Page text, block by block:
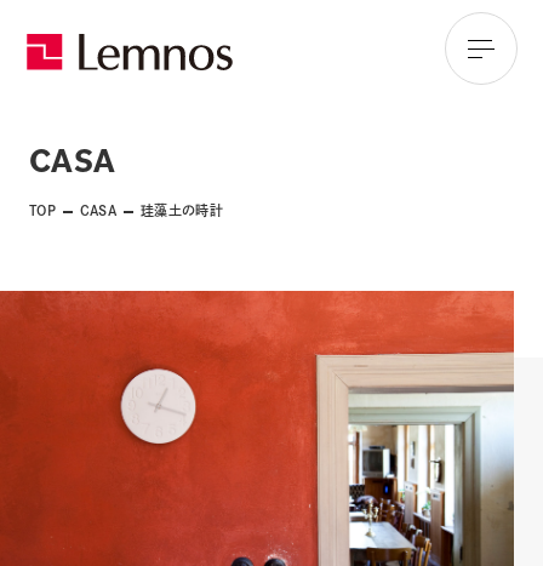
CASA
TOP CASA 珪藻土の時計